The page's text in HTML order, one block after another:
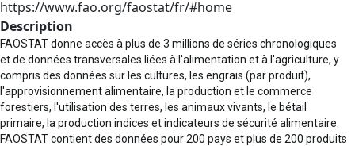
https://www.fao.org/faostat/fr/#home
Description
FAOSTAT donne accès à plus de 3 millions de séries chronologiques
et de données transversales liées à l'alimentation et à l'agriculture, y
compris des données sur les cultures, les engrais (par produit),
l'approvisionnement alimentaire, la production et le commerce
forestiers, l'utilisation des terres, les animaux vivants, le bétail
primaire, la production indices et indicateurs de sécurité alimentaire.
FAOSTAT contient des données pour 200 pays et plus de 200 produits